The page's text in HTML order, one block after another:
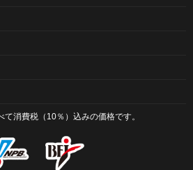
消費税（10％）込みの価格です。